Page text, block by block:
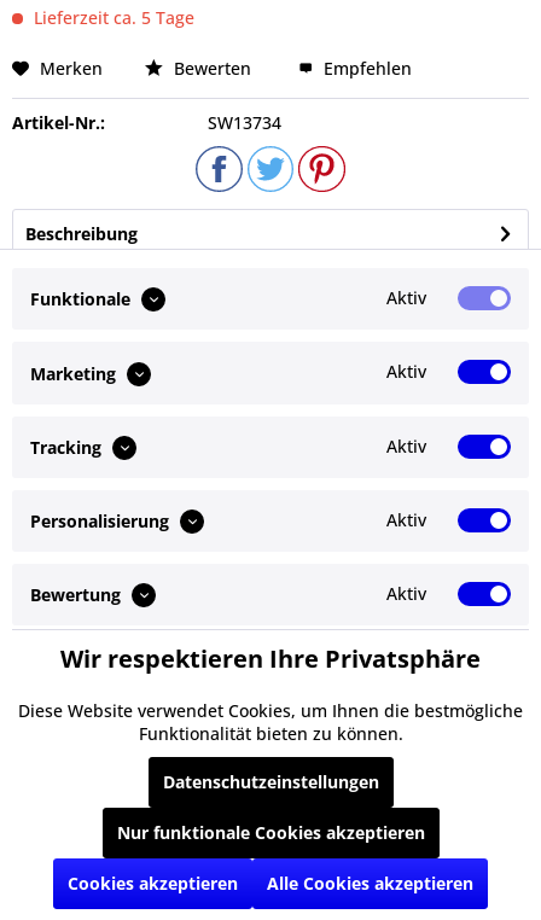
Lieferzeit ca. 5 Tage
Merken Bewerten Empfehlen
Artikel-Nr.: SW13734
Beschreibung
innen gebogenen Spitze verschafft sich der...mehr
Bewertungen lesen, schreiben und diskutieren...
mehr
Ähnliche Artikel
Service Hotline
Shop Service
Informationen
* Alle Preise inkl. gesetzl. Mehrwertsteuer zzgl.Versandkosten
Nachnahmegebühren, wenn nicht anders beschrieben
§ Impressum Cookie-Einstellungen
Kontakt
Versand und Zahlungsbedingungen
§ Datenschutz
Realisiert mit Shopware
Funktionale Aktiv
Marketing Aktiv
Tracking Aktiv
Personalisierung Aktiv
Bewertung Aktiv
Service Aktiv
Wir respektieren Ihre Privatsphäre
Diese Website verwendet Cookies, um Ihnen die bestmögliche
Funktionalität bieten zu können.
Datenschutzeinstellungen
Nur funktionale Cookies akzeptieren
Cookies akzeptieren Alle Cookies akzeptieren